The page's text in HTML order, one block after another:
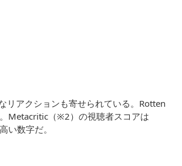
リアクションも寄せられている。Rotten
Metacritic（※2）の視聴者スコアは
数字だ。